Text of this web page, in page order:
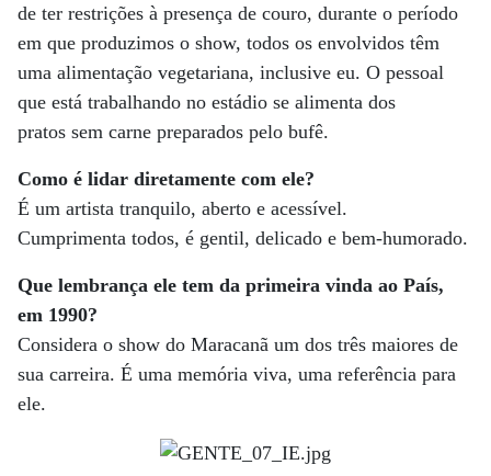
de ter restrições à presença de couro, durante o período
em que produzimos o show, todos os envolvidos têm
uma alimentação vegetariana, inclusive eu. O pessoal
que está trabalhando no estádio se alimenta dos
pratos sem carne preparados pelo bufê.
Como é lidar diretamente com ele?
É um artista tranquilo, aberto e acessível.
Cumprimenta todos, é gentil, delicado e bem-humorado.
Que lembrança ele tem da primeira vinda ao País,
em 1990?
Considera o show do Maracanã um dos três maiores de
sua carreira. É uma memória viva, uma referência para
ele.